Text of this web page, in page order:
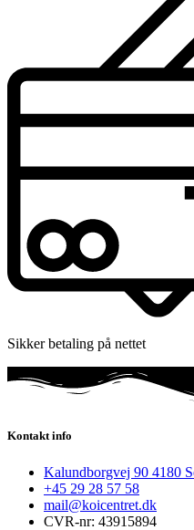
Sikker betaling på nettet
Kontakt info
Kalundborgvej 90 4180
+45 29 28 57 58
mail@koicentret.dk
CVR-nr: 43915894